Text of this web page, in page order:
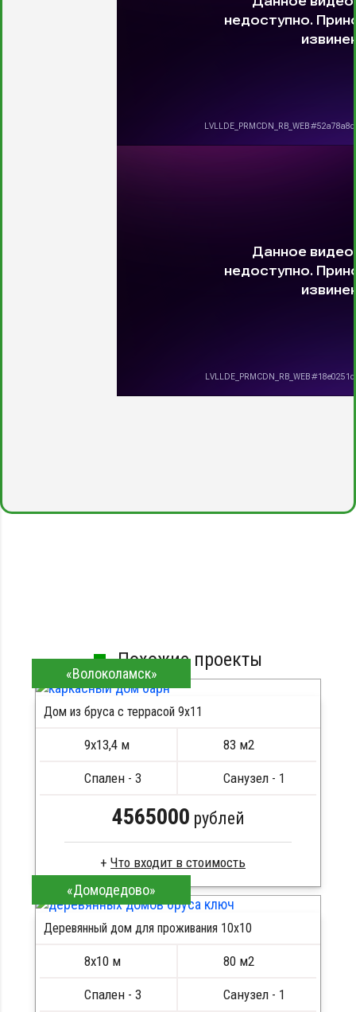
Похожие проекты
«Волоколамск»
Дом из бруса с террасой 9х11
9х13,4 м 83 м2
Спален - 3 Санузел - 1
4565000 рублей
Что входит в стоимость
Клееный брус
Стропила, балки 50х200 мм
Кровля металлочерепица
Метизы, саморезы, гвозди
Металлические сваи 108 диаметр
«Домодедово»
Деревянный дом для проживания 10x10
8х10 м 80 м2
Спален - 3 Санузел - 1